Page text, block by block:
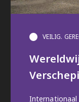
VEILIG.
Internationaal